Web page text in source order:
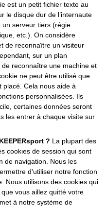
est un petit fichier texte au
le disque dur de l’internaute
un serveur tiers (régie
etc.). On considère
de reconnaître un visiteur
sur un plan
reconnaître une machine et
ne peut être utilisé que
placé. Cela nous aide à
personnalisées. Ils
certaines données seront
les entrer à chaque visite sur
? La plupart des
cookies de session qui sont
de navigation. Nous les
d'utiliser notre fonction
Nous utilisons des cookies qui
vous aillez quitté votre
à notre système de